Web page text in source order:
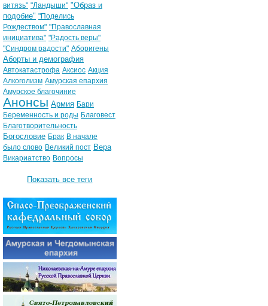
витязь" "Ландыши" "Образ и
подобие" "Поделись
Рождеством" "Православная
инициатива" "Радость веры"
"Синдром радости" Аборигены
Аборты и демография
Автокатастрофа Аксиос Акция
Алкоголизм Амурская епархия
Амурское благочиние
Анонсы Армия Бари
Беременность и роды Благовест
Благотворительность
Богословие Брак В начале
было слово Великий пост Вера
Викариатство Вопросы
Показать все теги